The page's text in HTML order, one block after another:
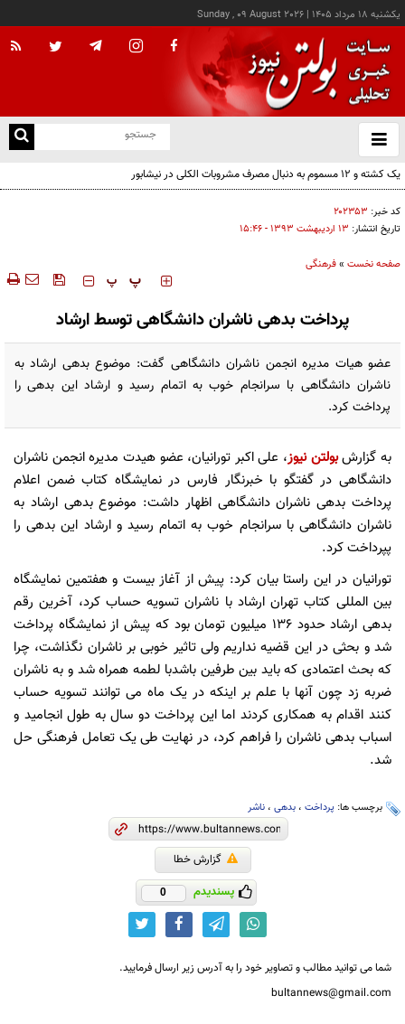
يکشنبه ۱۸ مرداد ۱۴۰۵ |
Sunday , 09 August 2026
باز
و
یک کشته و ۱۲ مسموم به دنبال مصرف مشروبات الکلی در نیشابور
کد خبر: ۲۰۲۳۵۳
تاریخ انتشار: ۱۳ ارديبهشت ۱۳۹۳ - ۱۵:۴۶
صفحه نخست »فرهنگی
‍‍‍ پ پ
پرداخت بدهی ناشران دانشگاهی توسط ارشاد
عضو هیات مدیره انجمن ناشران دانشگاهی گفت: موضوع بدهی ارشاد به
ناشران دانشگاهی با سرانجام خوب به اتمام رسید و ارشاد این بدهی را
پرداخت کرد.
به گزارشبولتن نیوز، علی اکبر تورانیان، عضو هیدت مدیره انجمن ناشران
دانشگاهی در گفتگو با خبرنگار فارس در نمایشگاه کتاب ضمن اعلام
پرداخت بدهی ناشران دانشگاهی اظهار داشت: موضوع بدهی ارشاد به
ناشران دانشگاهی با سرانجام خوب به اتمام رسید و ارشاد این بدهی را
پپرداخت کرد.
تورانیان در این راستا بیان کرد: پیش از آغاز بیست و هفتمین نمایشگاه
بین المللی کتاب تهران ارشاد با ناشران تسویه حساب کرد، آخرین رقم
بدهی ارشاد حدود 136 میلیون تومان بود که پیش از نمایشگاه پرداخت
شد و بحثی در این قضیه نداریم ولی تاثیر خوبی بر ناشران نگذاشت، چرا
که بحث اعتمادی که باید بین طرفین باشدبا لطمه همراه شد و به ناشران
ضربه زد چون آنها با علم بر اینکه در یک ماه می توانند تسویه حساب
کنند اقدام به همکاری کردند اما این پرداخت دو سال به طول انجامید و
اسباب بدهی ناشران را فراهم کرد، در نهایت طی یک تعامل فرهنگی حل
شد.
برچسب ها: پرداخت ، بدهی ، ناشر
گزارش خطا
پسندیدم 0
شما می توانید مطالب و تصاویر خود را به آدرس زیر ارسال فرمایید.
bultannews@gmail.com